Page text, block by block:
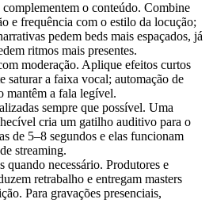
complementem o conteúdo. Combine
e frequência com o estilo da locução;
pedem beds mais espaçados, já
ritmos mais presentes.
moderação. Aplique efeitos curtos
saturar a faixa vocal; automação de
mantêm a fala legível.
sempre que possível. Uma
cria um gatilho auditivo para o
de 5–8 segundos e elas funcionam
streaming.
quando necessário. Produtores e
retrabalho e entregam masters
Para gravações presenciais,